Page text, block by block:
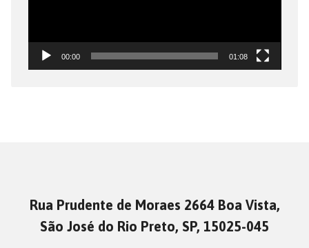
00:00 01:08
Rua Prudente de Moraes 2664 Boa Vista,
São José do Rio Preto, SP, 15025-045